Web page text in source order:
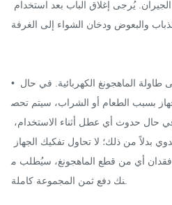
والبعوض ودخان الشواء إلى الغرفة.
• يُمنع تناول الطعام أو الشراب على طاولة الماهجونغ الكهربائية. في حال
بسبب الطعام أو الشراب، سيتم تحص
فقدان أي من قطع الماهجونغ، سيُطلب م
نك دفع ثمن المجموعة كاملة.